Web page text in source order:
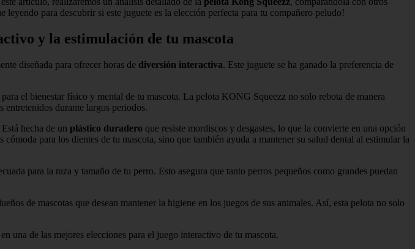
para descubrir si este juguete es la elección perfecta para tu compañero peludo!
y la estimulación de tu mascota
diseñada para ofrecer horas de diversión interactiva. Este juguete se ha ganado la preferencia de
el bienestar físico y mental de tu mascota. La pelota KONG Squeezz no solo rebota de manera
entretenidos durante largos periodos.
hecha de un plástico duradero que resiste mordiscos y desgastes, lo que la convierte en una opción
para los dientes de tu mascota, sino que también ayuda a mantener su salud dental al estimular la
para la raza y tamaño de tu perro. Esto asegura que tanto perros pequeños como grandes puedan
de mascotas que desean mantener la higiene en los juegos de sus animales. Así, esta pelota no solo
una de las mejores elecciones para el juego interactivo de tu mascota.